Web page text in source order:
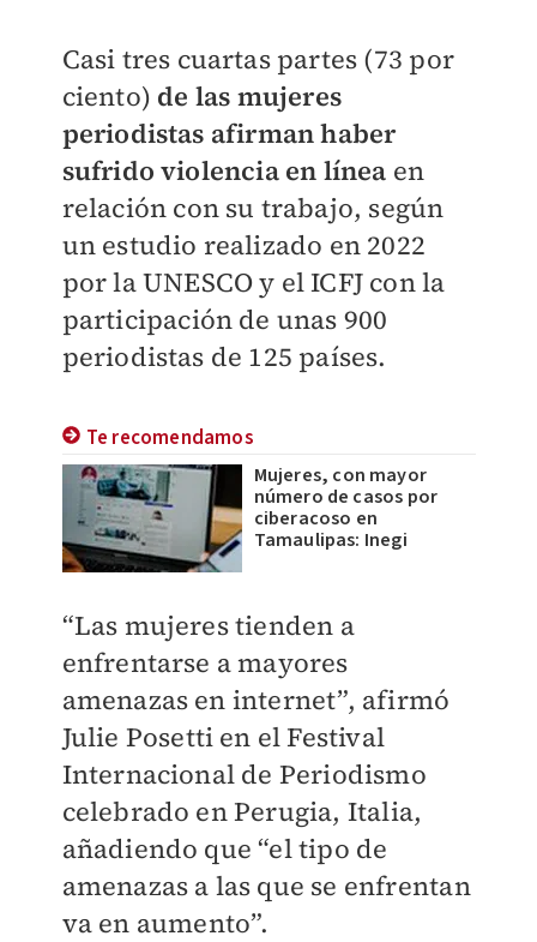
Casi tres cuartas partes (73 por
ciento) de las mujeres
periodistas afirman haber
sufrido violencia en línea en
relación con su trabajo, según
un estudio realizado en 2022
por la UNESCO y el ICFJ con la
participación de unas 900
periodistas de 125 países.
Te recomendamos
Mujeres, con mayor
número de casos por
ciberacoso en
Tamaulipas: Inegi
“Las mujeres tienden a
enfrentarse a mayores
amenazas en internet”, afirmó
Julie Posetti en el Festival
Internacional de Periodismo
celebrado en Perugia, Italia,
añadiendo que “el tipo de
amenazas a las que se enfrentan
va en aumento”.